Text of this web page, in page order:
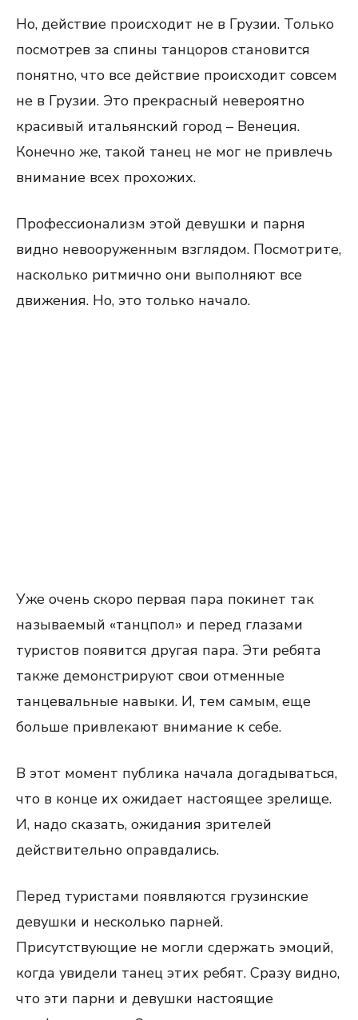
Но, действие происходит не в Грузии. Только
посмотрев за спины танцоров становится
понятно, что все действие происходит совсем
не в Грузии. Это прекрасный невероятно
красивый итальянский город – Венеция.
Конечно же, такой танец не мог не привлечь
внимание всех прохожих.
Профессионализм этой девушки и парня
видно невооруженным взглядом. Посмотрите,
насколько ритмично они выполняют все
движения. Но, это только начало.
Уже очень скоро первая пара покинет так
называемый «танцпол» и перед глазами
туристов появится другая пара. Эти ребята
также демонстрируют свои отменные
танцевальные навыки. И, тем самым, еще
больше привлекают внимание к себе.
В этот момент публика начала догадываться,
что в конце их ожидает настоящее зрелище.
И, надо сказать, ожидания зрителей
действительно оправдались.
Перед туристами появляются грузинские
девушки и несколько парней.
Присутствующие не могли сдержать эмоций,
когда увидели танец этих ребят. Сразу видно,
что эти парни и девушки настоящие